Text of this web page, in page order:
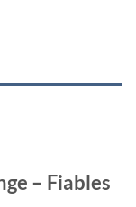
– Fiables